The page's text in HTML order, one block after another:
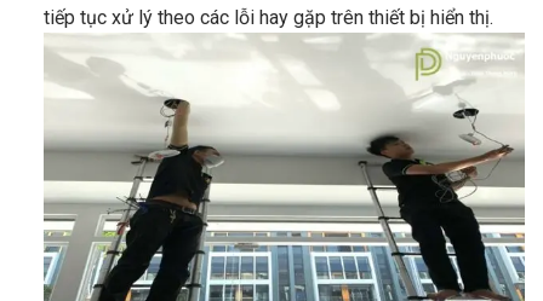
tiếp tục xử lý theo các lỗi hay gặp trên thiết bị hiển thị.